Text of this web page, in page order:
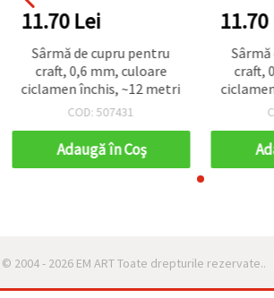
11.70 Lei
Sârmă de cupru pentru
craft, 0,6 mm, culoare
ciclamen închis, ~12 metri
COD: 507431
Adaugă în Coş
11.70
craft,
© 2004 - 2026 EM ART Toate drepturile rezervate..